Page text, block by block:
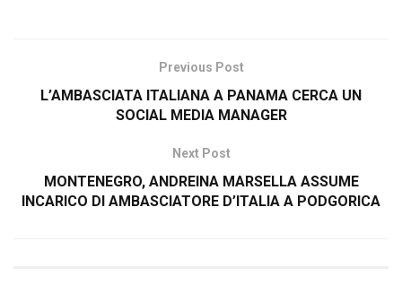
Previous Post
L’AMBASCIATA ITALIANA A PANAMA CERCA UN
SOCIAL MEDIA MANAGER
Next Post
MONTENEGRO, ANDREINA MARSELLA ASSUME
INCARICO DI AMBASCIATORE D’ITALIA A PODGORICA